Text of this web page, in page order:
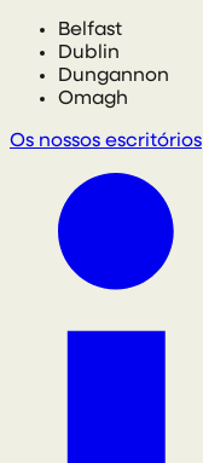
Belfast
Dublin
Dungannon
Omagh
Os nossos escritórios